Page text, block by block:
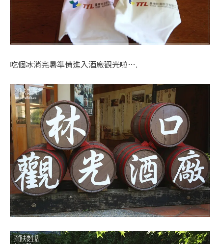
吃個冰消完暑準備進入酒廠觀光啦….